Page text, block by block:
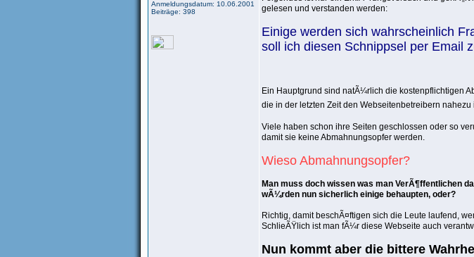
Anmeldungsdatum: 10.06.2001
Beiträge: 398
gelesen und verstanden werden:
Einige werden sich wahrscheinlich
soll ich diesen Schnippsel per Email
Ein Hauptgrund sind natÃ¼rlich die kostenpflichtigen
die in der letzten Zeit den Webseitenbetreibern nahezu
Viele haben schon ihre Seiten geschlossen oder so
damit sie keine Abmahnungsopfer werden.
Wieso Abmahnungsopfer?
Man muss doch wissen was man VerÃ¶ffentlichen
wÃ¼rden nun sicherlich einige behaupten, oder?
Richtig, damit beschÃ¤ftigen sich die Leute laufend,
SchlieÃŸlich ist man fÃ¼r diese Webseite auch
Nun kommt aber die bittere